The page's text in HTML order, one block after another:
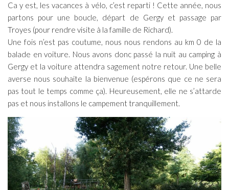
Ca y est, les vacances à vélo, c’est reparti ! Cette année, nous
partons pour une boucle, départ de Gergy et passage par
Troyes (pour rendre visite à la famille de Richard).
Une fois n’est pas coutume, nous nous rendons au km 0 de la
balade en voiture. Nous avons donc passé la nuit au camping à
Gergy et la voiture attendra sagement notre retour. Une belle
averse nous souhaite la bienvenue (espérons que ce ne sera
pas tout le temps comme ça). Heureusement, elle ne s’attarde
pas et nous installons le campement tranquillement.